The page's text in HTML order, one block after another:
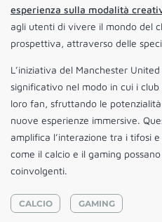
esperienza sulla modalità
agli utenti di vivere il mondo del
prospettiva, attraverso delle
L’iniziativa del Manchester
significativo nel modo in cui i
loro fan, sfruttando le
nuove esperienze immersive.
amplifica l’interazione tra i tifosi
come il calcio e il gaming
coinvolgenti.
CALCIO GAMING